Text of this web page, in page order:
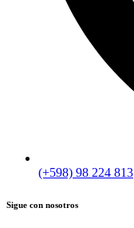
(+598) 98 224 813
Sigue con nosotros